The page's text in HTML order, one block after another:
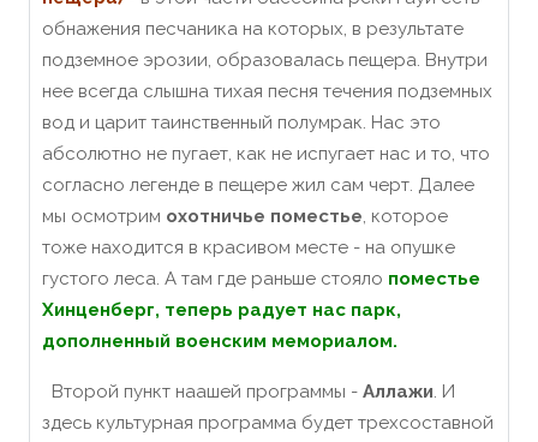
обнажения песчаника на которых, в результате
подземное эрозии, образовалась пещера. Внутри
нее всегда слышна тихая песня течения подземных
вод и царит таинственный полумрак. Нас это
абсолютно не пугает, как не испугает нас и то, что
согласно легенде в пещере жил сам черт. Далее
мы осмотрим охотничье поместье, которое
тоже находится в красивом месте - на опушке
густого леса. А там где раньше стояло поместье
Хинценберг, теперь радует нас парк,
дополненный военским мемориалом.
Второй пункт наашей программы - Аллажи. И
здесь культурная программа будет трехсоставной